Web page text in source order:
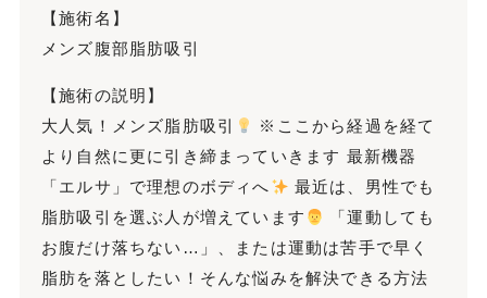
【施術名】
メンズ腹部脂肪吸引
【施術の説明】
大人気！メンズ脂肪吸引
※ここから経過を経て
より自然に更に引き締まっていきます 最新機器
「エルサ」で理想のボディへ
最近は、男性でも
脂肪吸引を選ぶ人が増えています
「運動しても
お腹だけ落ちない…」、または運動は苦手で早く
脂肪を落としたい！そんな悩みを解決できる方法